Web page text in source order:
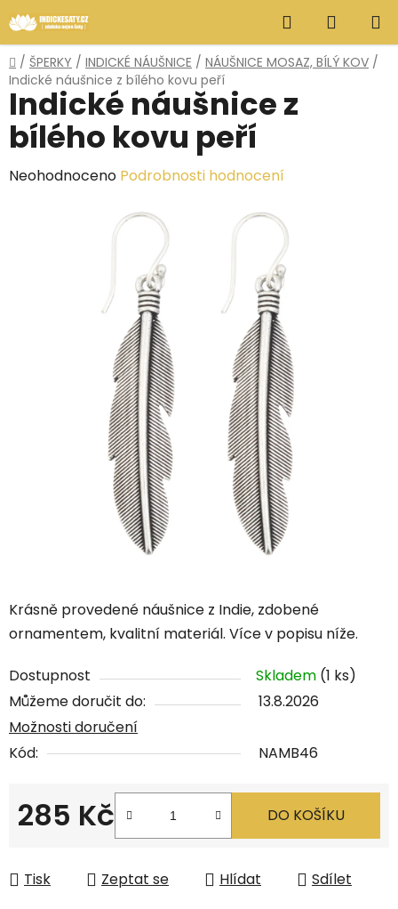
na
obsah
Hledat
KOŠÍK
Domů
/ ŠPERKY / INDICKÉ NÁUŠNICE / NÁUŠNICE MOSAZ, BÍLÝ KOV /
Indické náušnice z bílého kovu peří
Krásně provedené náušnice z Indie, zdobené
ornamentem, kvalitní materiál. Více v popisu níže.
Dostupnost Skladem (1 ks)
Můžeme doručit do:
13.8.2026
Možnosti doručení
Kód:
NAMB46
285 Kč DO KOŠÍKU
Tisk Zeptat se Hlídat Sdílet
Indické náušnice z
bílého kovu peří
Průměrné
Neohodnoceno Podrobnosti hodnocení